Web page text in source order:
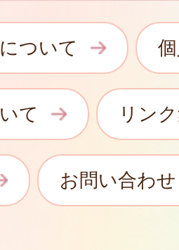
ついて
て リン
お問い合わせ